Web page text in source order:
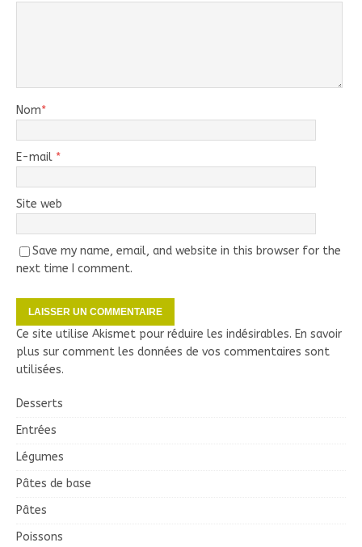
Nom*
E-mail *
Site web
Save my name, email, and website in this browser for the
next time I comment.
Ce site utilise Akismet pour réduire les indésirables. En savoir
plus sur comment les données de vos commentaires sont
utilisées.
Desserts
Entrées
Légumes
Pâtes de base
Pâtes
Poissons